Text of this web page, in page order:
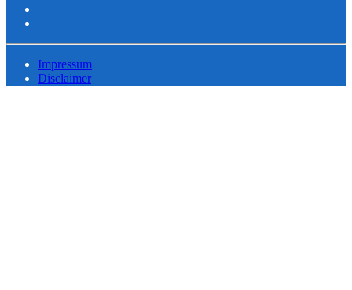
Impressum
Disclaimer